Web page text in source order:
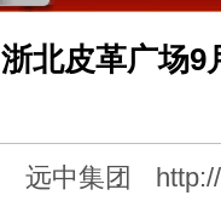
浙北皮革广场
远中集团